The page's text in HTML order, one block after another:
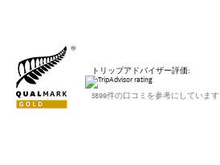
トリップアドバイザー評価:
5899件の口コミを参考にしています